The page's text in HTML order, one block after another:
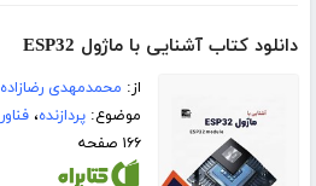
دانلود کتاب آشنایی با ماژول ESP32
از: محمدمهدی
موضوع:پردازنده،
۱۶۶ صفحه